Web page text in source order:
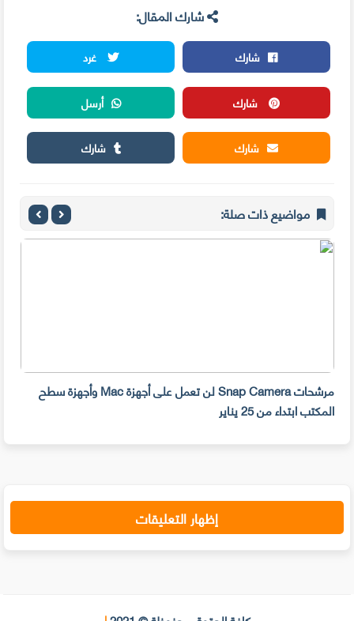
شارك المقال:
شارك
غرد
شارك
أرسل
شارك
شارك
مواضيع ذات صلة:
مرشحات Snap Camera لن تعمل على أجهزة Mac وأجهزة سطح
المكتب ابتداء من 25 يناير
إظهار التعليقات